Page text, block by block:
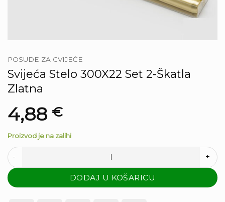
POSUDE ZA CVIJEĆE
Svijeća Stelo 300X22 Set 2-Škatla
Zlatna
4,88 €
Proizvod je na zalihi
Svijeća Stelo 300X22 Set 2-Škatla Zlatna količina
DODAJ U KOŠARICU